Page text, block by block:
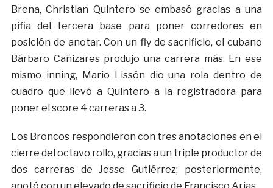
Brena, Christian Quintero se embasó gracias a una
pifia del tercera base para poner corredores en
posición de anotar. Con un fly de sacrificio, el cubano
Bárbaro Cañizares produjo una carrera más. En ese
mismo inning, Mario Lissón dio una rola dentro de
cuadro que llevó a Quintero a la registradora para
poner el score 4 carreras a 3.
Los Broncos respondieron con tres anotaciones en el
cierre del octavo rollo, gracias a un triple productor de
dos carreras de Jesse Gutiérrez; posteriormente,